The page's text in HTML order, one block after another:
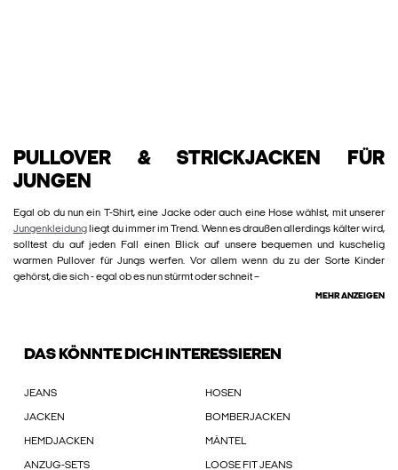
PULLOVER & STRICKJACKEN FÜR
JUNGEN
Egal ob du nun ein T-Shirt, eine Jacke oder auch eine Hose wählst, mit unserer
Jungenkleidung liegt du immer im Trend. Wenn es draußen allerdings kälter wird,
solltest du auf jeden Fall einen Blick auf unsere bequemen und kuschelig
warmen Pullover für Jungs werfen. Vor allem wenn du zu der Sorte Kinder
gehörst, die sich - egal ob es nun stürmt oder schneit –
MEHR ANZEIGEN
DAS KÖNNTE DICH INTERESSIEREN
JEANS HOSEN
JACKEN BOMBERJACKEN
HEMDJACKEN MÄNTEL
ANZUG-SETS LOOSE FIT JEANS